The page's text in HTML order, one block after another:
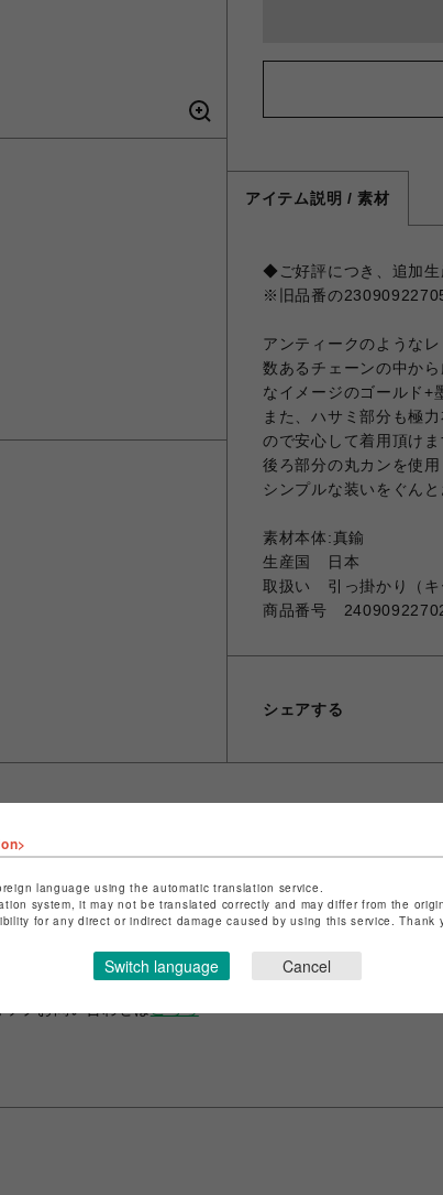
アイテム説明 / 素材
◆ご好評につき、追加生
※旧品番の
アンティークのような
数あるチェーンの中か
なイメージのゴールド+
また、ハサミ部分も極
ので安心して着用頂けま
後ろ部分の丸カンを使
シンプルな装いをぐん
素材本体:真鍮
生産国 日本
取扱い 引っ掛かり（キ
商品番号
シェアする
ップ名
Plage
商取引法など法令に基づく表記は
こちら
language using the automatic translation service.
system, it may not be translated correctly and may differ from the
for any direct or indirect damage caused by using this service. Thank
Switch language Cancel